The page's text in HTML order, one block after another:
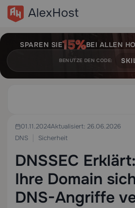
SPAREN SIE BEI ALLEN
BENUTZE DEN CODE:
01.11.2024Aktualisiert: 26.06.2026
DNS
Sicherheit
DNSSEC
Ihre Domain
DNS-Angriffe